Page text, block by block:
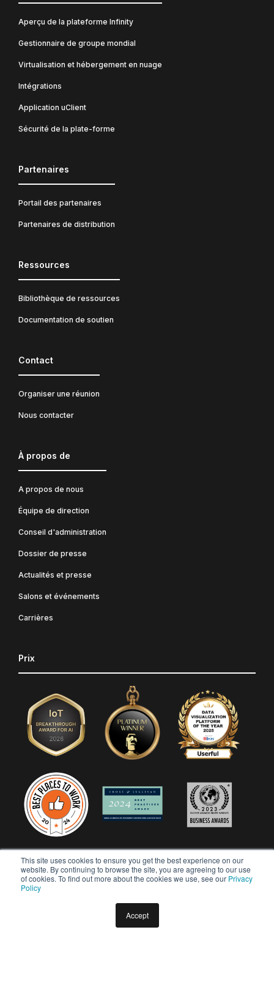
This site uses cookies to ensure you get the best experience on our
website. By continuing to browse the site, you are agreeing to our use
of cookies. To find out more about the cookies we use, see our Privacy
Policy
Accept
Aperçu de la plateforme Infinity
Gestionnaire de groupe mondial
Virtualisation et hébergement en nuage
Intégrations
Application uClient
Sécurité de la plate-forme
Partenaires
Portail des partenaires
Partenaires de distribution
Ressources
Bibliothèque de ressources
Documentation de soutien
Contact
Organiser une réunion
Nous contacter
À propos de
A propos de nous
Équipe de direction
Conseil d'administration
Dossier de presse
Actualités et presse
Salons et événements
Carrières
Prix